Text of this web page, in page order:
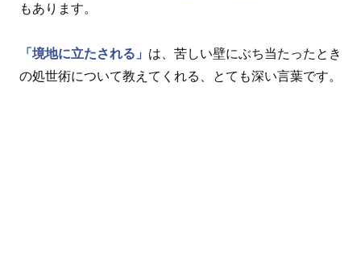
もあります。
「境地に立たされる」 は、苦しい壁にぶち当たったとき
の処世術について教えてくれる、とても深い言葉です。